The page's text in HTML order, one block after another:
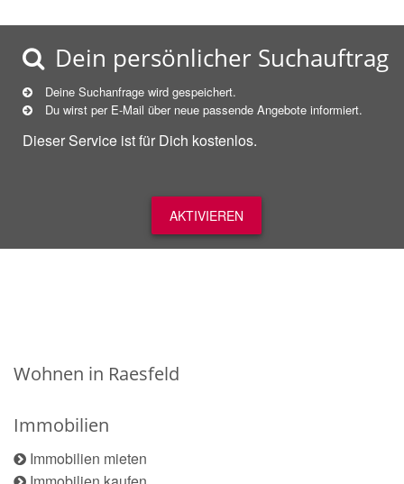
Dein persönlicher Suchauftrag
Deine Suchanfrage wird gespeichert.
Du wirst per E-Mail über neue passende Angebote informiert.
Dieser Service ist für Dich kostenlos.
AKTIVIEREN
Wohnen in Raesfeld
Immobilien
Immobilien mieten